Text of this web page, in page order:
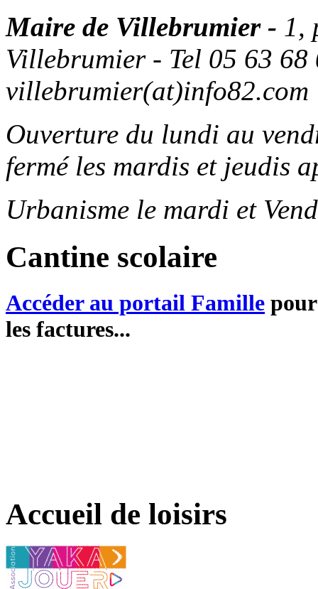
Maire de Villebrumier - 1,
Villebrumier - Tel 05 63
villebrumier(at)info82.com
Ouverture du lundi au
fermé les mardis et jeudis
Urbanisme le mardi et
Cantine scolaire
Accéder au portail Famille
les factures...
Accueil de loisirs